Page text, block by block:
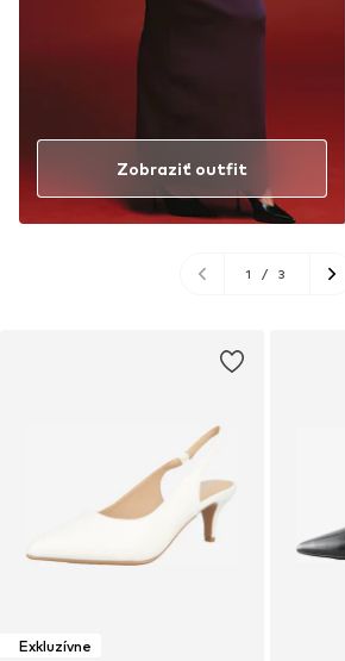
Zobraziť outfit
1 / 3
Exkluzívne